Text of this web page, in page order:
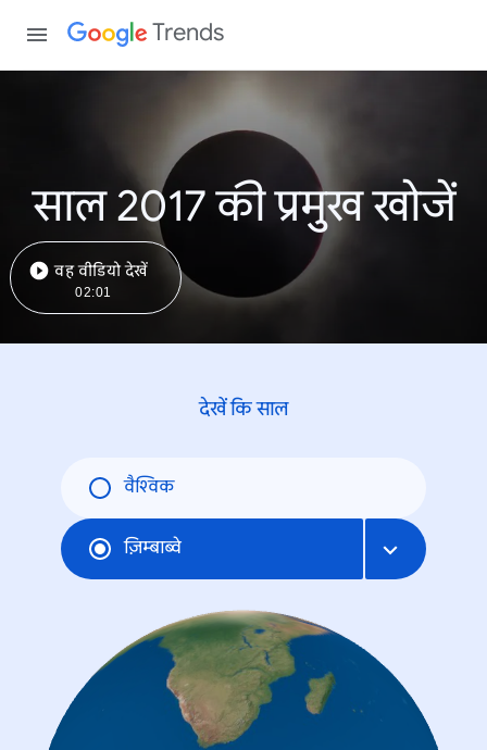
Trends
साल 2017 की प्रमुख खोजें
वह वीडियो देखें
02:01
देखें कि साल
वैश्विक
ज़िम्बाब्वे